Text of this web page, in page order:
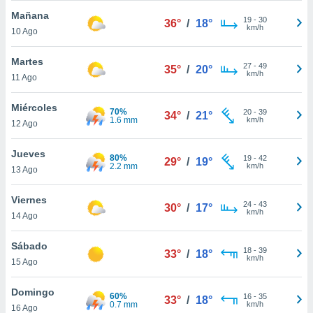
en
más
y
de
aceptar
Mañana
10 Ago
36° / 18° 19- 30
km/h
Martes
11 Ago
35° / 20° 27- 49
km/h
Miércoles
12 Ago
70%
1.6 mm
34° / 21° 20- 39
km/h
Jueves
13 Ago
80%
2.2 mm
29° / 19° 19- 42
km/h
Viernes
14 Ago
30° / 17° 24- 43
km/h
Sábado
15 Ago
33° / 18° 18- 39
km/h
Domingo
16 Ago
60%
0.7 mm
33° / 18° 16- 35
km/h